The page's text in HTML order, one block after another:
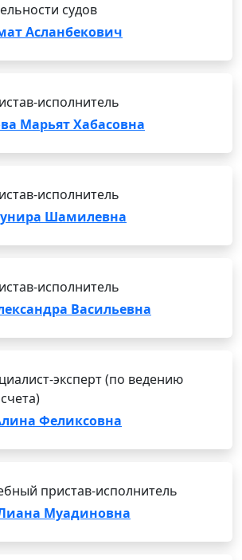
судов
Асланбекович
исполнитель
Марьят Хабасовна
исполнитель
Шамилевна
исполнитель
Васильевна
эксперт (по ведению
Феликсовна
пристав-исполнитель
Муадиновна